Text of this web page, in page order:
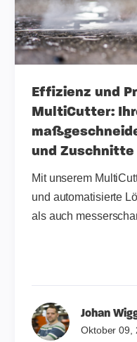
Effizienz und
MultiCutter:
und Zuschnitte
Mit unserem
und automatisierte
als auch
Johan
Oktober 09,